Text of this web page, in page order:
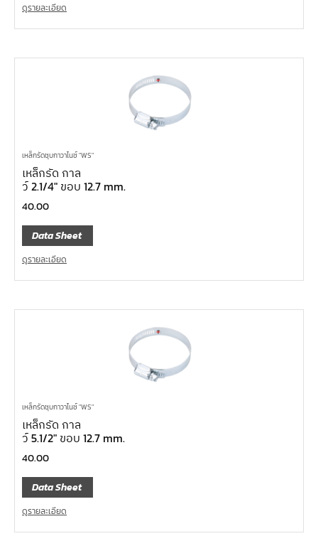
ดูรายละเอียด
เหล็กรัดชุบกาวาไนซ์ "WS"
เหล็กรัด กาล
ว์ 2.1/4″ ขอบ 12.7 mm.
40.00
Data Sheet
ดูรายละเอียด
เหล็กรัดชุบกาวาไนซ์ "WS"
เหล็กรัด กาล
ว์ 5.1/2″ ขอบ 12.7 mm.
40.00
Data Sheet
ดูรายละเอียด